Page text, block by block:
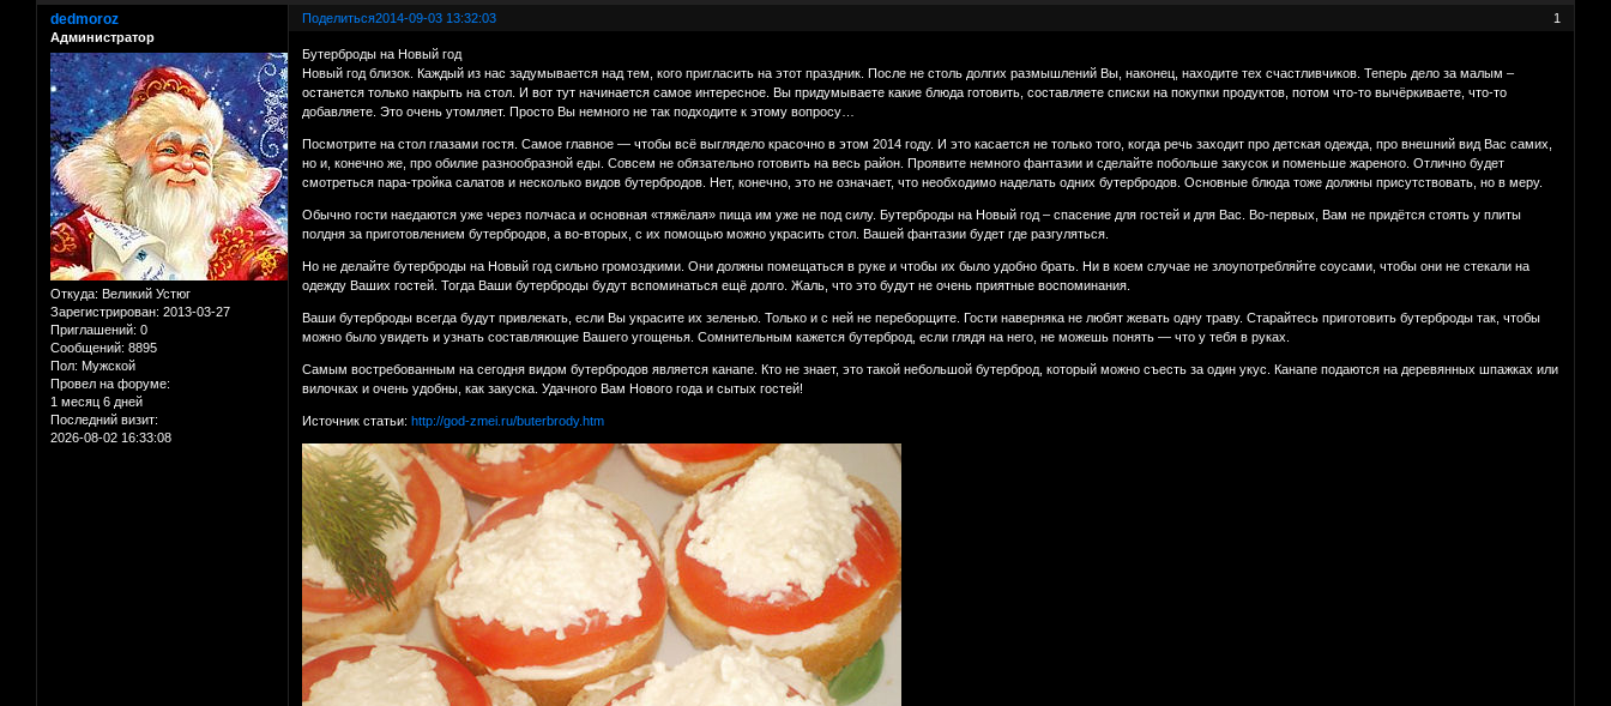
Поделиться 1
2014-09-03 13:32:03
dedmoroz
Администратор
Откуда: Великий Устюг
Зарегистрирован: 2013-03-27
Приглашений: 0
Сообщений: 8895
Пол: Мужской
Провел на форуме:
1 месяц 6 дней
Последний визит:
2026-08-02 16:33:08
Бутерброды на Новый год
Новый год близок. Каждый из нас задумывается над тем, кого пригласить на этот праздник. После не столь долгих размышлений Вы, наконец, находите тех счастливчиков. Теперь дело за малым –
останется только накрыть на стол. И вот тут начинается самое интересное. Вы придумываете какие блюда готовить, составляете списки на покупки продуктов, потом что-то вычёркиваете, что-то
добавляете. Это очень утомляет. Просто Вы немного не так подходите к этому вопросу…
Посмотрите на стол глазами гостя. Самое главное — чтобы всё выглядело красочно в этом 2014 году. И это касается не только того, когда речь заходит про детская одежда, про внешний вид Вас самих,
но и, конечно же, про обилие разнообразной еды. Совсем не обязательно готовить на весь район. Проявите немного фантазии и сделайте побольше закусок и поменьше жареного. Отлично будет
смотреться пара-тройка салатов и несколько видов бутербродов. Нет, конечно, это не означает, что необходимо наделать одних бутербродов. Основные блюда тоже должны присутствовать, но в меру.
Обычно гости наедаются уже через полчаса и основная «тяжёлая» пища им уже не под силу. Бутерброды на Новый год – спасение для гостей и для Вас. Во-первых, Вам не придётся стоять у плиты
полдня за приготовлением бутербродов, а во-вторых, с их помощью можно украсить стол. Вашей фантазии будет где разгуляться.
Но не делайте бутерброды на Новый год сильно громоздкими. Они должны помещаться в руке и чтобы их было удобно брать. Ни в коем случае не злоупотребляйте соусами, чтобы они не стекали на
одежду Ваших гостей. Тогда Ваши бутерброды будут вспоминаться ещё долго. Жаль, что это будут не очень приятные воспоминания.
Ваши бутерброды всегда будут привлекать, если Вы украсите их зеленью. Только и с ней не переборщите. Гости наверняка не любят жевать одну траву. Старайтесь приготовить бутерброды так, чтобы
можно было увидеть и узнать составляющие Вашего угощенья. Сомнительным кажется бутерброд, если глядя на него, не можешь понять — что у тебя в руках.
Самым востребованным на сегодня видом бутербродов является канапе. Кто не знает, это такой небольшой бутерброд, который можно съесть за один укус. Канапе подаются на деревянных шпажках или
вилочках и очень удобны, как закуска. Удачного Вам Нового года и сытых гостей!
Источник статьи:http://god-zmei.ru/buterbrody.htm